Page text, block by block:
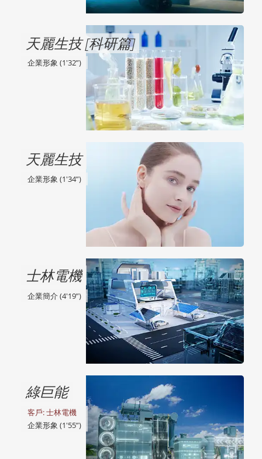
天麗生技 [科研篇]
企業形象 (1'32”)
天麗生技
企業形象 (1'34”)
士林電機
企業簡介 (4'19”)
綠巨能
客戶: 士林電機
企業形象 (1'55”)